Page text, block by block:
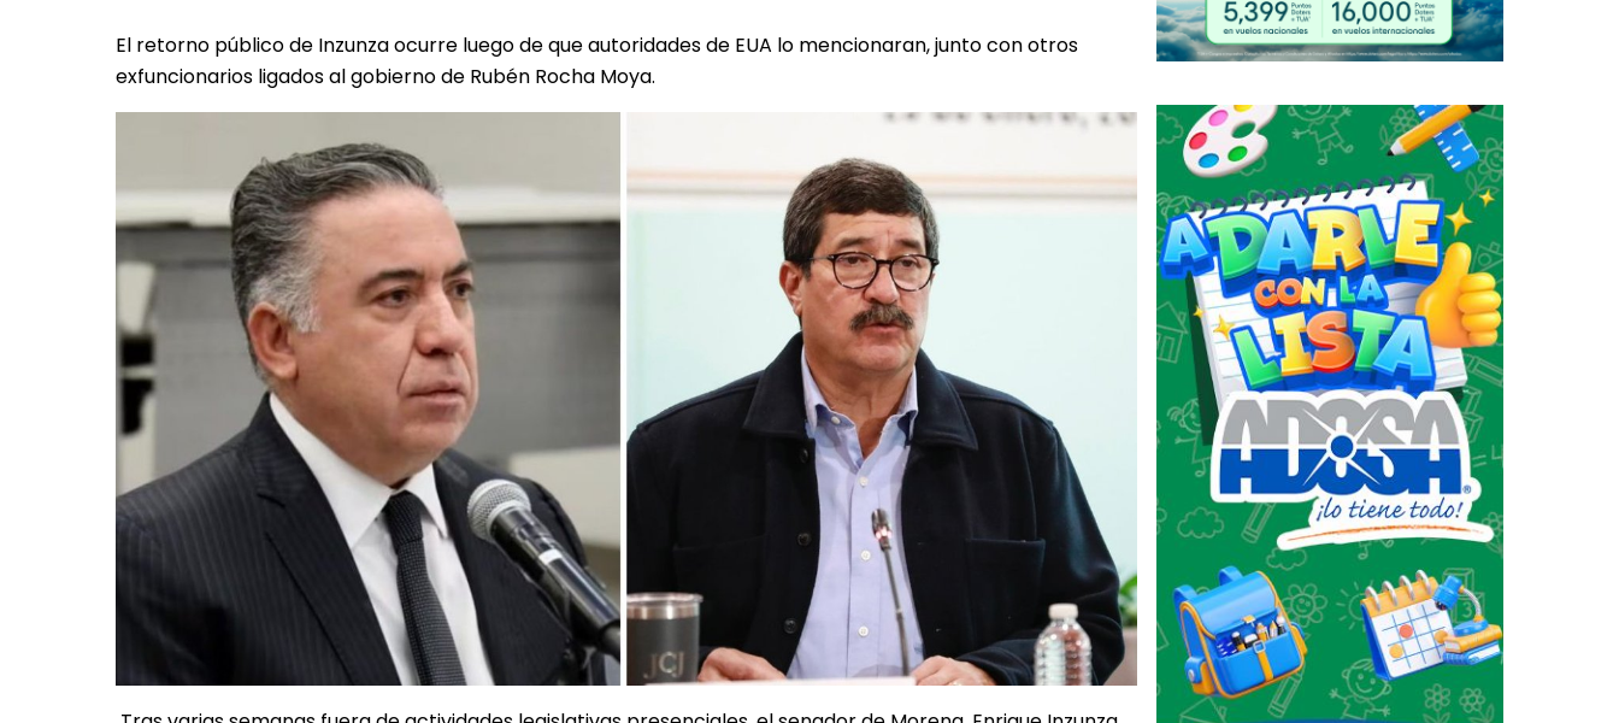
El retorno público de Inzunza ocurre luego de que autoridades de EUA lo mencionaran, junto con otros
exfuncionarios ligados al gobierno de Rubén Rocha Moya.